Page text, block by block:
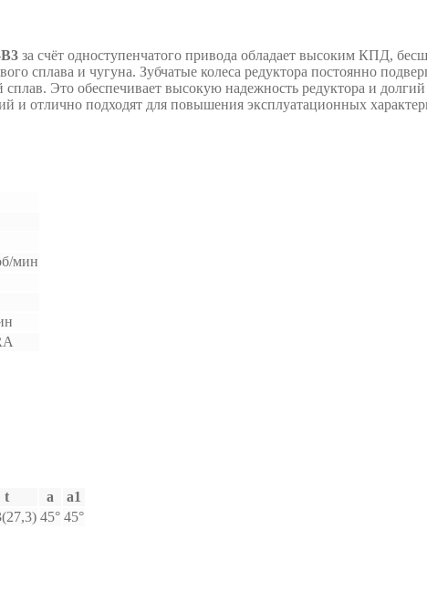
за счёт одноступенчатого привода обладает высоким КПД,
сплава и чугуна. Зубчатые колеса редуктора постоянно
сплав. Это обеспечивает высокую надежность редуктора и
и отлично подходят для повышения эксплуатационных
мин
t a
a1
45° 45°